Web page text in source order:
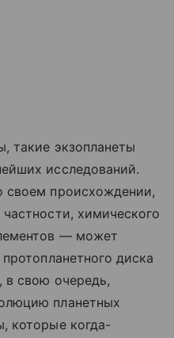
такие экзопланеты
исследований.
своем происхождении,
химического
— может
диска
в свою очередь,
планетных
которые когда-